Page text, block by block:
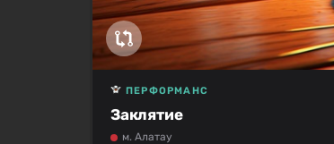
Заклятие
ПЕРФОРМАНС
м. Алатау